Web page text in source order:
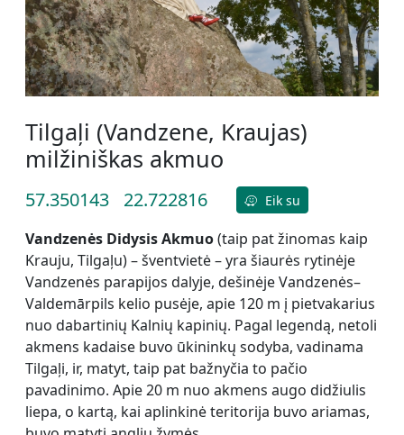
Tilgaļi (Vandzene, Kraujas)
milžiniškas akmuo
57.350143 22.722816 Eik su
Vandzenės Didysis Akmuo(taip pat žinomas kaip
Krauju, Tilgaļu) – šventvietė – yra šiaurės rytinėje
Vandzenės parapijos dalyje, dešinėje Vandzenės–
Valdemārpils kelio pusėje, apie 120 m į pietvakarius
nuo dabartinių Kalnių kapinių. Pagal legendą, netoli
akmens kadaise buvo ūkininkų sodyba, vadinama
Tilgaļi, ir, matyt, taip pat bažnyčia to pačio
pavadinimo. Apie 20 m nuo akmens augo didžiulis
liepa, o kartą, kai aplinkinė teritorija buvo ariamas,